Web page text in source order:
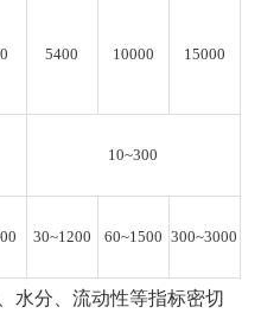
5400 10000 15000
10~300
30~1200 60~1500 300~3000
水分、流动性等指标密切